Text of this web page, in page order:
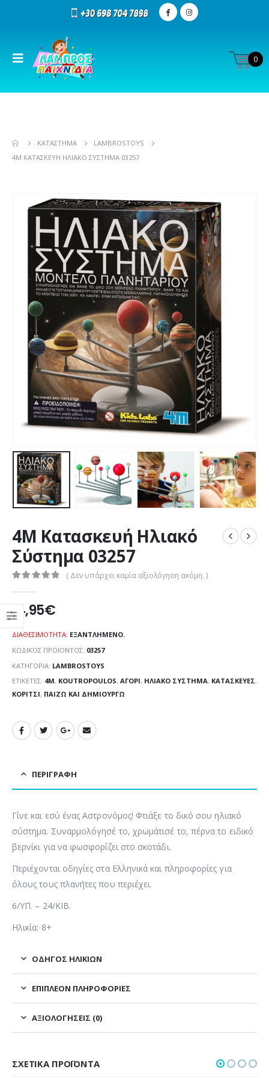
0
ΚΑΤΆΣΤΗΜΑ
LAMBROSTOYS
4M ΚΑΤΑΣΚΕΥΉ ΗΛΙΑΚΌ ΣΎΣΤΗΜΑ 03257
4M Κατασκευή Ηλιακό
Σύστημα 03257
( Δεν υπάρχει καμία αξιολόγηση ακόμη. )
14,95€
ΔΙΑΘΕΣΙΜΌΤΗΤΑ: ΕΞΑΝΤΛΗΜΈΝΟ.
ΚΩΔΙΚΌΣ ΠΡΟΪΌΝΤΟΣ: 03257
ΚΑΤΗΓΟΡΊΑ: LAMBROSTOYS
ΕΤΙΚΈΤΕΣ: 4M, KOUTROPOULOS, ΑΓΌΡΙ, ΗΛΙΑΚΌ ΣΎΣΤΗΜΑ, ΚΑΤΑΣΚΕΥΈΣ,
ΚΟΡΊΤΣΙ, ΠΑΊΖΩ ΚΑΙ ΔΗΜΙΟΥΡΓΏ
ΠΕΡΙΓΡΑΦΉ
Γίνε και εσύ ένας Αστρονόμος! Φτιάξε το δικό σου ηλιακό
σύστημα. Συναρμολόγησέ το, χρωμάτισέ το, πέρνα το ειδικό
βερνίκι για να φωσφορίζει στο σκοτάδι.
Περιέχονται οδηγίες στα Ελληνικά και πληροφορίες για
όλους τους πλανήτες που περιέχει.
6/ΥΠ. – 24/ΚΙΒ.
Ηλικία: 8+
ΟΔΗΓΌΣ ΗΛΙΚΙΏΝ
ΕΠΙΠΛΈΟΝ ΠΛΗΡΟΦΟΡΊΕΣ
ΑΞΙΟΛΟΓΉΣΕΙΣ (0)
ΣΧΕΤΙΚΆ ΠΡΟΪΌΝΤΑ